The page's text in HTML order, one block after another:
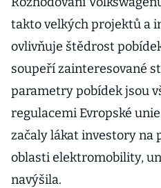
takto velkých projektů a
ovlivňuje štědrost
soupeří zainteresované
parametry pobídek jsou
regulacemi Evropské
začaly lákat investory na
oblasti elektromobility,
navýšila.